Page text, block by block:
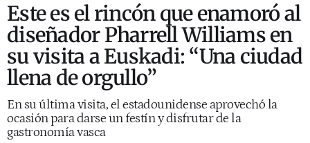
Este es el rincón que enamoró al
diseñador Pharrell Williams en
su visita a Euskadi: “Una ciudad
llena de orgullo”
En su última visita, el estadounidense aprovechó la
ocasión para darse un festín y disfrutar de la
gastronomía vasca